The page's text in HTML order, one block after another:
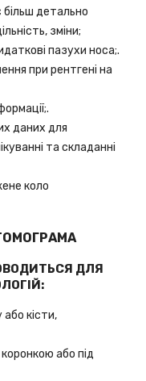
більш детально
зміни;
пазухи носа;.
при рентгені на
даних для
та складанні
коло
ДЛЯ
або кісти,
коронкою або під